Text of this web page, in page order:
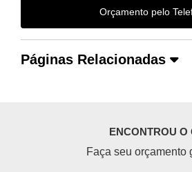
Orçamento pelo
Páginas Relacionadas
ENCONTROU O
Faça seu orçamento